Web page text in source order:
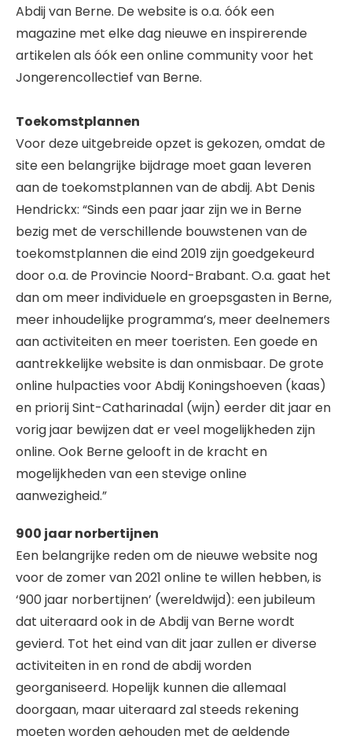
Abdij van Berne. De website is o.a. óók een
magazine met elke dag nieuwe en inspirerende
artikelen als óók een online community voor het
Jongerencollectief van Berne.
Toekomstplannen
Voor deze uitgebreide opzet is gekozen, omdat de
site een belangrijke bijdrage moet gaan leveren
aan de toekomstplannen van de abdij. Abt Denis
Hendrickx: “Sinds een paar jaar zijn we in Berne
bezig met de verschillende bouwstenen van de
toekomstplannen die eind 2019 zijn goedgekeurd
door o.a. de Provincie Noord-Brabant. O.a. gaat het
dan om meer individuele en groepsgasten in Berne,
meer inhoudelijke programma’s, meer deelnemers
aan activiteiten en meer toeristen. Een goede en
aantrekkelijke website is dan onmisbaar. De grote
online hulpacties voor Abdij Koningshoeven (kaas)
en priorij Sint-Catharinadal (wijn) eerder dit jaar en
vorig jaar bewijzen dat er veel mogelijkheden zijn
online. Ook Berne gelooft in de kracht en
mogelijkheden van een stevige online
aanwezigheid.”
900 jaar norbertijnen
Een belangrijke reden om de nieuwe website nog
voor de zomer van 2021 online te willen hebben, is
‘900 jaar norbertijnen’ (wereldwijd): een jubileum
dat uiteraard ook in de Abdij van Berne wordt
gevierd. Tot het eind van dit jaar zullen er diverse
activiteiten in en rond de abdij worden
georganiseerd. Hopelijk kunnen die allemaal
doorgaan, maar uiteraard zal steeds rekening
moeten worden gehouden met de geldende